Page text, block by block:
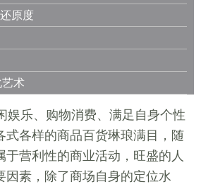
原度
术
乐、购物消费、满足自身个性
式各样的商品百货琳琅满目，随
于营利性的商业活动，旺盛的人
因素，除了商场自身的定位水